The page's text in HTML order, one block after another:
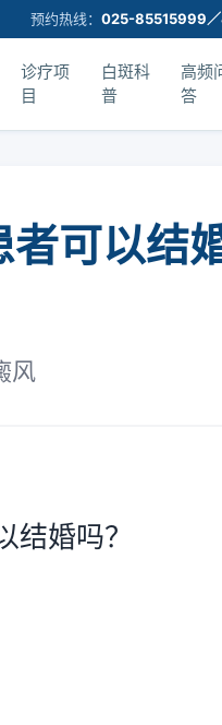
预约热线： 025-85515999
诊疗项
目
白斑科
普
高频
答
者可以结
风
婚吗？